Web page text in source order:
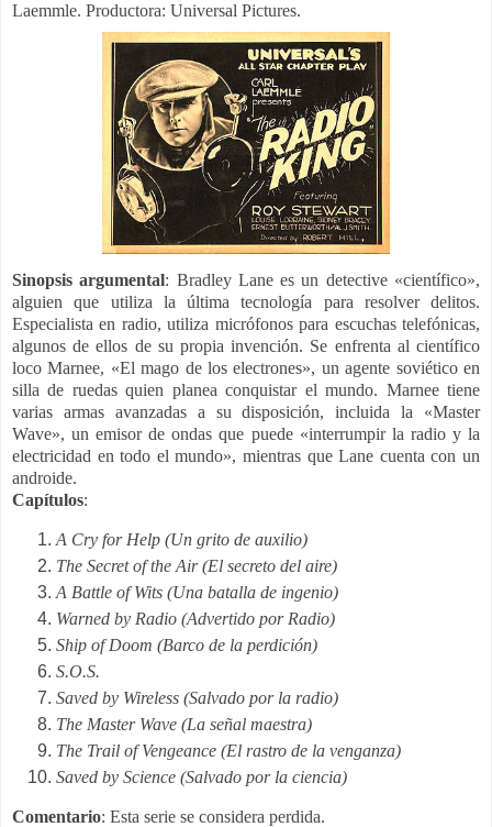
Laemmle. Productora: Universal Pictures.
Sinopsis argumental: Bradley Lane es un detective «científico»,
alguien que utiliza la última tecnología para resolver delitos.
Especialista en radio, utiliza micrófonos para escuchas telefónicas,
algunos de ellos de su propia invención. Se enfrenta al científico
loco Marnee, «El mago de los electrones», un agente soviético en
silla de ruedas quien planea conquistar el mundo. Marnee tiene
varias armas avanzadas a su disposición, incluida la «Master
Wave», un emisor de ondas que puede «interrumpir la radio y la
electricidad en todo el mundo», mientras que Lane cuenta con un
androide.
Capítulos:
A Cry for Help (Un grito de auxilio)
The Secret of the Air (El secreto del aire)
A Battle of Wits (Una batalla de ingenio)
Warned by Radio (Advertido por Radio)
Ship of Doom (Barco de la perdición)
S.O.S.
Saved by Wireless (Salvado por la radio)
The Master Wave (La señal maestra)
The Trail of Vengeance (El rastro de la venganza)
Saved by Science (Salvado por la ciencia)
Comentario: Esta serie se considera perdida.